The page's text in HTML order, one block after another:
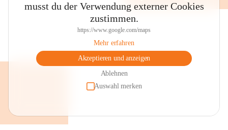
musst du der Verwendung externer Cookies
zustimmen.
https://www.google.com/maps
Mehr erfahren
Akzeptieren und anzeigen
Ablehnen
Auswahl merken